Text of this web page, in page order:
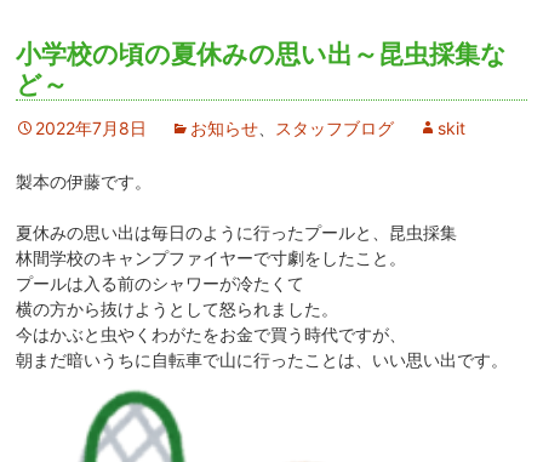
小学校の頃の夏休みの思い出～昆虫採集な
ど～
2022年7月8日 お知らせ スタッフブログ skit
製本の伊藤です。
夏休みの思い出は毎日のように行ったプールと、昆虫採集
林間学校のキャンプファイヤーで寸劇をしたこと。
プールは入る前のシャワーが冷たくて
横の方から抜けようとして怒られました。
今はかぶと虫やくわがたをお金で買う時代ですが、
朝まだ暗いうちに自転車で山に行ったことは、いい思い出です。